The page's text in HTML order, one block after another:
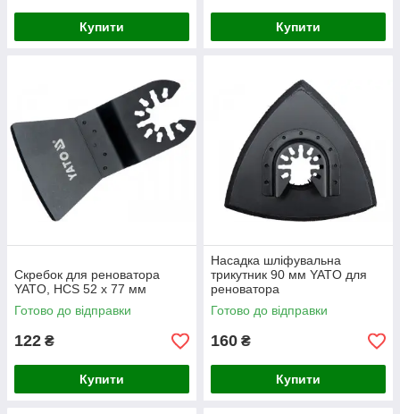
Купити Купити
Скребок для реноватора
YATO, HCS 52 х 77 мм
Готово до відправки
122 ₴
Купити
Насадка шліфувальна
трикутник 90 мм YATO для
реноватора
Готово до відправки
160 ₴
Купити